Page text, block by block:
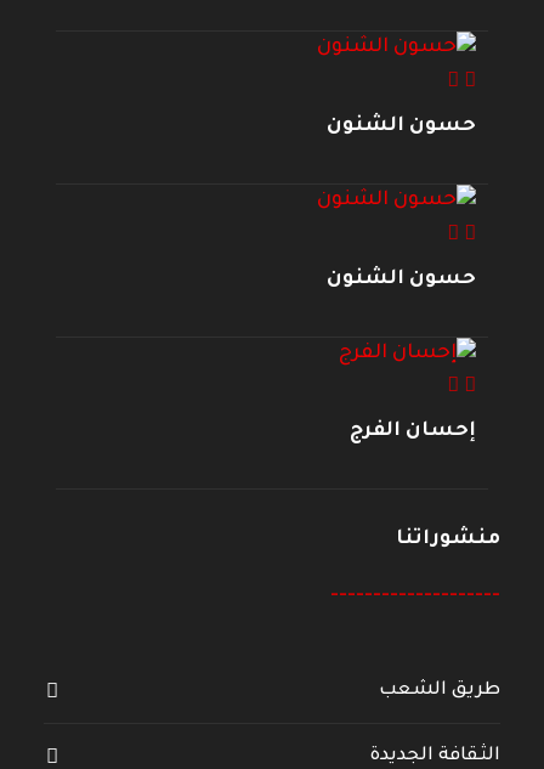
حسون الشنون
حسون الشنون
إحسان الفرج
منشوراتنا
--------------------
طريق الشعب
الثقافة الجديدة